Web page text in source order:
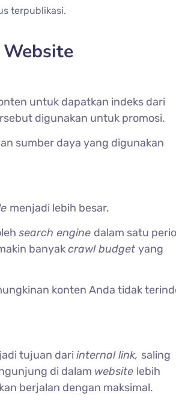
terpublikasi.
Website
untuk dapatkan indeks dari
digunakan untuk promosi.
sumber daya yang digunakan
menjadi lebih besar.
search engine dalam satu
banyakcrawl budget yang
konten Anda tidak
tujuan dari internal link, saling
di dalam website lebih
berjalan dengan maksimal.